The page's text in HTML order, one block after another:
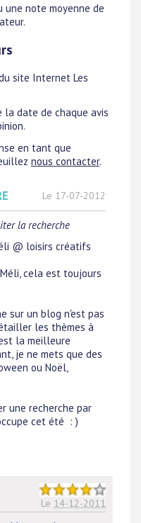
note moyenne de
site Internet Les
date de chaque avis
en tant que
nous contacter.
Le 17-07-2012
la recherche
@ loisirs créatifs
cela est toujours
sur un blog n'est pas
les thèmes à
la meilleure
je ne mets que des
ou Noël,
une recherche par
cet été : )
Le 14-12-2011